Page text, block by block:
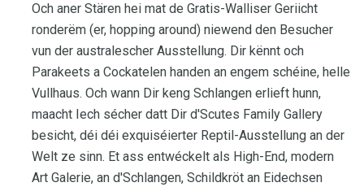
Och aner Stären hei mat de Gratis-Walliser Geriicht
ronderëm (er, hopping around) niewend den Besucher
vun der australescher Ausstellung. Dir kënnt och
Parakeets a Cockatelen handen an engem schéine, helle
Vullhaus. Och wann Dir keng Schlangen erlieft hunn,
maacht Iech sécher datt Dir d'Scutes Family Gallery
besicht, déi déi exquiséierter Reptil-Ausstellung an der
Welt ze sinn. Et ass entwéckelt als High-End, modern
Art Galerie, an d'Schlangen, Schildkröt an Eidechsen